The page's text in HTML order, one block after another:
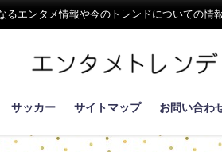
るエンタメ情報や今のトレンドについての情
サッカー サイトマップ お問い合わ